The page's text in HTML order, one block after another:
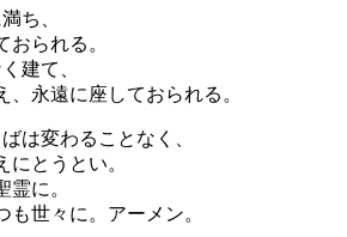
ち、
おられる。
建て、
、永遠に座しておられる。
は変わることなく、
にとうとい。
霊に。
世々に。アーメン。